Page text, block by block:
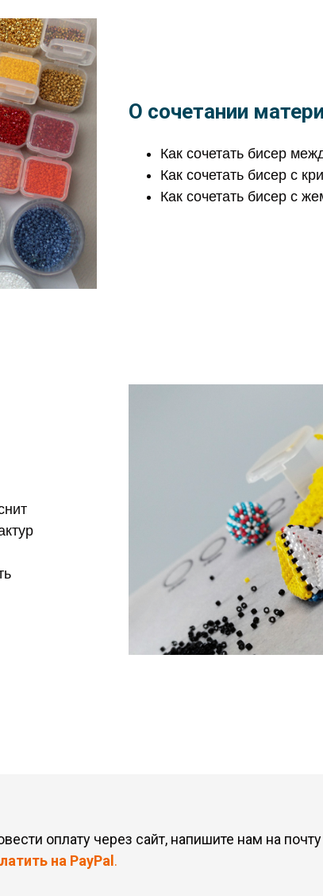
О сочетании
Как сочетать бисер
Как сочетать бисер с
Как сочетать бисер с
оплату через сайт, напишите нам на почту
на PayPal .